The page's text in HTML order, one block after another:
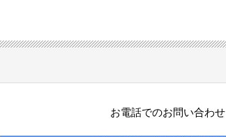
お電話でのお問い合わせ